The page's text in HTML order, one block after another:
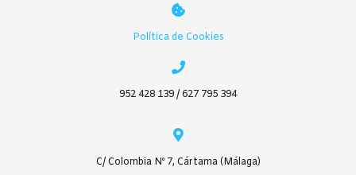
Política de Cookies
952 428 139 / 627 795 394
C/ Colombia Nº 7, Cártama (Málaga)